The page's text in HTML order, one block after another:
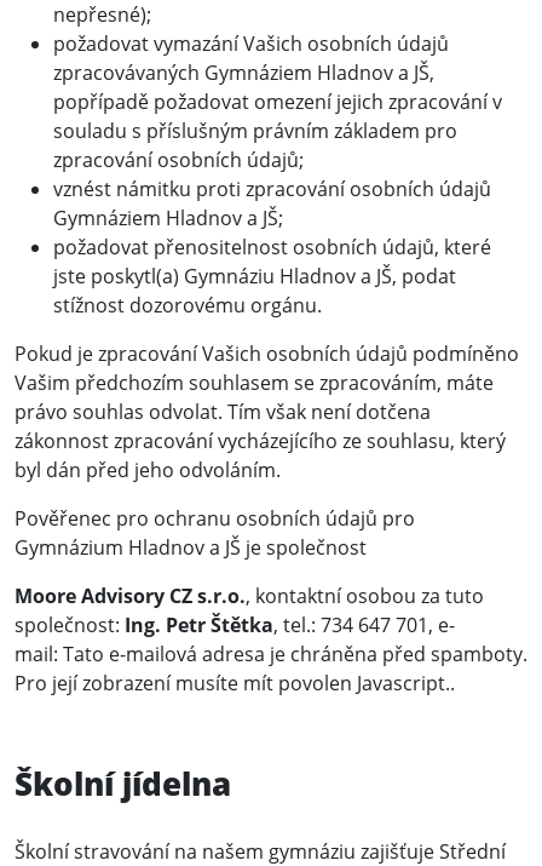
nepřesné);
požadovat vymazání Vašich osobních údajů
zpracovávaných Gymnáziem Hladnov a JŠ,
popřípadě požadovat omezení jejich zpracování v
souladu s příslušným právním základem pro
zpracování osobních údajů;
vznést námitku proti zpracování osobních údajů
Gymnáziem Hladnov a JŠ;
požadovat přenositelnost osobních údajů, které
jste poskytl(a) Gymnáziu Hladnov a JŠ, podat
stížnost dozorovému orgánu.
Pokud je zpracování Vašich osobních údajů podmíněno
Vašim předchozím souhlasem se zpracováním, máte
právo souhlas odvolat. Tím však není dotčena
zákonnost zpracování vycházejícího ze souhlasu, který
byl dán před jeho odvoláním.
Pověřenec pro ochranu osobních údajů pro
Gymnázium Hladnov a JŠ je společnost
Moore Advisory CZ s.r.o., kontaktní osobou za tuto
společnost: Ing. Petr Štětka, tel.: 734 647 701, e-
mail: Tato e-mailová adresa je chráněna před spamboty.
Pro její zobrazení musíte mít povolen Javascript..
Školní jídelna
Školní stravování na našem gymnáziu zajišťuje Střední